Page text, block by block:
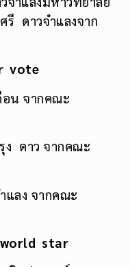
ดาวจำแลงจาก
vote
น จากคณะ
ดาว จากคณะ
ลง จากคณะ
world star